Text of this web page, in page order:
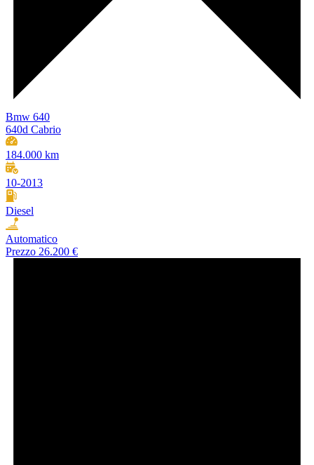
Bmw 640
640d Cabrio
184.000 km
10-2013
Diesel
Automatico
Prezzo 26.200 €